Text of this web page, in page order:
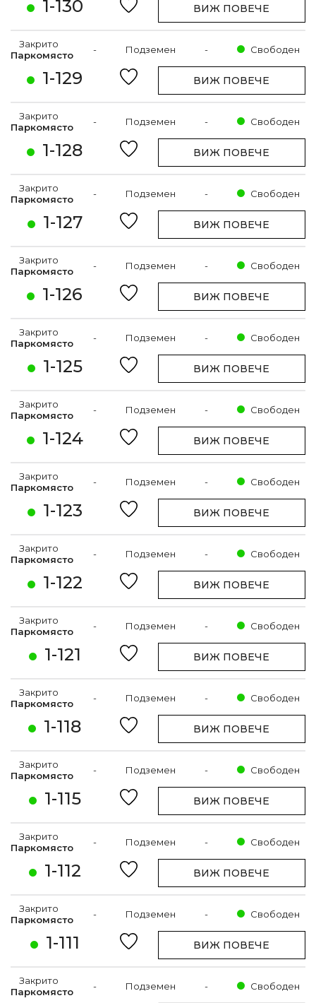
1-130 ВИЖ ПОВЕЧЕ
1-129
Закрито
Паркомясто
- Подземен - Свободен
ВИЖ ПОВЕЧЕ
1-128
Закрито
Паркомясто
- Подземен - Свободен
ВИЖ ПОВЕЧЕ
1-127
Закрито
Паркомясто
- Подземен - Свободен
ВИЖ ПОВЕЧЕ
1-126
Закрито
Паркомясто
- Подземен - Свободен
ВИЖ ПОВЕЧЕ
1-125
Закрито
Паркомясто
- Подземен - Свободен
ВИЖ ПОВЕЧЕ
1-124
Закрито
Паркомясто
- Подземен - Свободен
ВИЖ ПОВЕЧЕ
1-123
Закрито
Паркомясто
- Подземен - Свободен
ВИЖ ПОВЕЧЕ
1-122
Закрито
Паркомясто
- Подземен - Свободен
ВИЖ ПОВЕЧЕ
1-121
Закрито
Паркомясто
- Подземен - Свободен
ВИЖ ПОВЕЧЕ
1-118
Закрито
Паркомясто
- Подземен - Свободен
ВИЖ ПОВЕЧЕ
1-115
Закрито
Паркомясто
- Подземен - Свободен
ВИЖ ПОВЕЧЕ
1-112
Закрито
Паркомясто
- Подземен - Свободен
ВИЖ ПОВЕЧЕ
1-111
Закрито
Паркомясто
- Подземен - Свободен
ВИЖ ПОВЕЧЕ
Закрито
Паркомясто
- Подземен - Свободен